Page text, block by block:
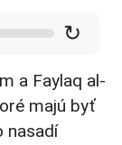
↻
a Faylaq al-
majú byť
nasadí